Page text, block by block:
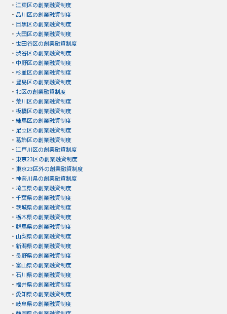
・ 江東区の創業融資制度
・ 品川区の創業融資制度
・ 目黒区の創業融資制度
・ 大田区の創業融資制度
・ 世田谷区の創業融資制度
・ 渋谷区の創業融資制度
・ 中野区の創業融資制度
・ 杉並区の創業融資制度
・ 豊島区の創業融資制度
・ 北区の創業融資制度
・ 荒川区の創業融資制度
・ 板橋区の創業融資制度
・ 練馬区の創業融資制度
・ 足立区の創業融資制度
・ 葛飾区の創業融資制度
・ 江戸川区の創業融資制度
・ 東京23区の創業融資制度
・ 東京23区外の創業融資制度
・ 神奈川県の創業融資制度
・ 埼玉県の創業融資制度
・ 千葉県の創業融資制度
・ 茨城県の創業融資制度
・ 栃木県の創業融資制度
・ 群馬県の創業融資制度
・ 山梨県の創業融資制度
・ 新潟県の創業融資制度
・ 長野県の創業融資制度
・ 富山県の創業融資制度
・ 石川県の創業融資制度
・ 福井県の創業融資制度
・ 愛知県の創業融資制度
・ 岐阜県の創業融資制度